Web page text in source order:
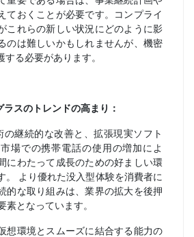
ておくことが必要です。コンプライ
これらの新しい状況にどのように影
のは難しいかもしれませんが、機密
る必要があります。
スのトレンドの高まり：
の継続的な改善と、拡張現実ソフト
場での携帯電話の使用の増加によ
にわたって成長のための好ましい環
。 より優れた没入型体験を消費者に
的な取り組みは、業界の拡大を後押
素となっています。
想環境とスムーズに結合する能力の